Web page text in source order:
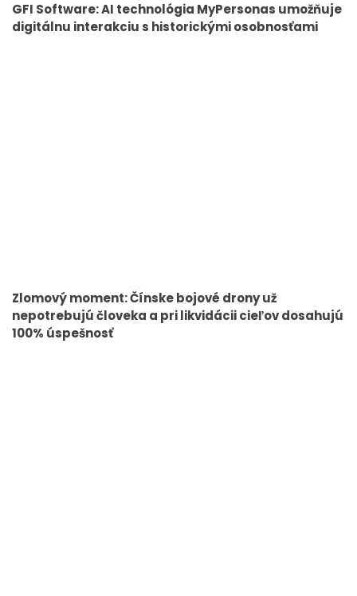
GFI Software: AI technológia MyPersonas umožňuje
digitálnu interakciu s historickými osobnosťami
Zlomový moment: Čínske bojové drony už
nepotrebujú človeka a pri likvidácii cieľov dosahujú
100% úspešnosť